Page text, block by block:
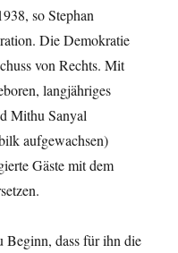
so Stephan
Die Demokratie
von Rechts. Mit
langjähriges
Mithu Sanyal
aufgewachsen)
Gäste mit dem
Beginn, dass für ihn die